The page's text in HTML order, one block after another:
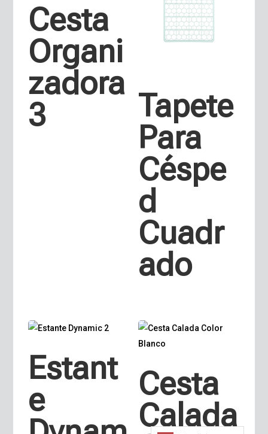
Cesta
Organi
zadora
3
Tapete
Para
Céspe
d
Cuadr
ado
Estant
e
Cesta
Calada